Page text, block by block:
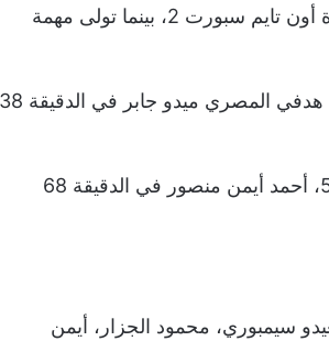
وأذيعت أحداث مباراة المصري والبنك الأهلي من خلال قناة أون تايم سبورت 2، بينما تولى مهمة
بينما أحرز هدفي البنك الأهلي محمد جريندو في الدقيقة 53، أحمد أيمن منصور في الدقيقة 68
سيمبوري، محمود الجزار، أيمن